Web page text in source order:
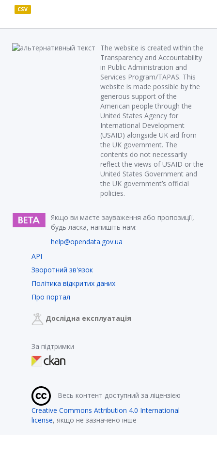
CSV
The website is created within the
Transparency and Accountability
in Public Administration and
Services Program/TAPAS. This
website is made possible by the
generous support of the
American people through the
United States Agency for
International Development
(USAID) alongside UK aid from
the UK government. The
contents do not necessarily
reflect the views of USAID or the
United States Government and
the UK government’s official
policies.
Якщо ви маєте зауваження або пропозиції,
будь ласка, напишіть нам:
help@opendata.gov.ua
API
Зворотний зв'язок
Політика відкритих даних
Про портал
Дослідна експлуатація
За підтримки
Весь контент доступний за ліцензією
Creative Commons Attribution 4.0 International
license, якщо не зазначено інше